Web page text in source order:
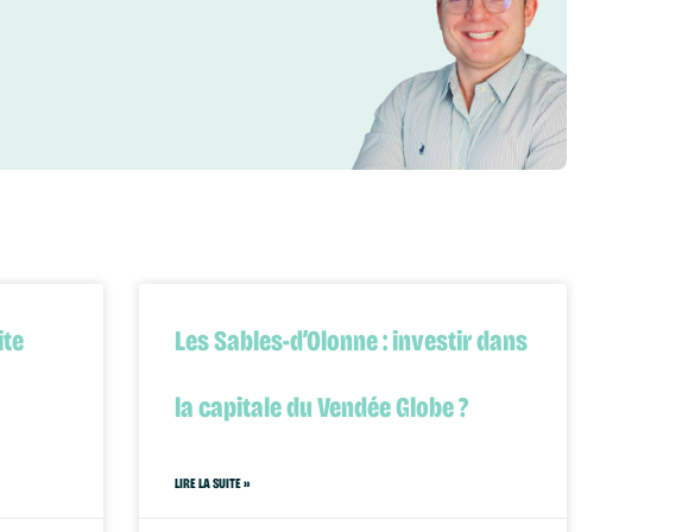
Les Sables-d’Olonne : investir dans
la capitale du Vendée Globe ?
LIRE LA SUITE »